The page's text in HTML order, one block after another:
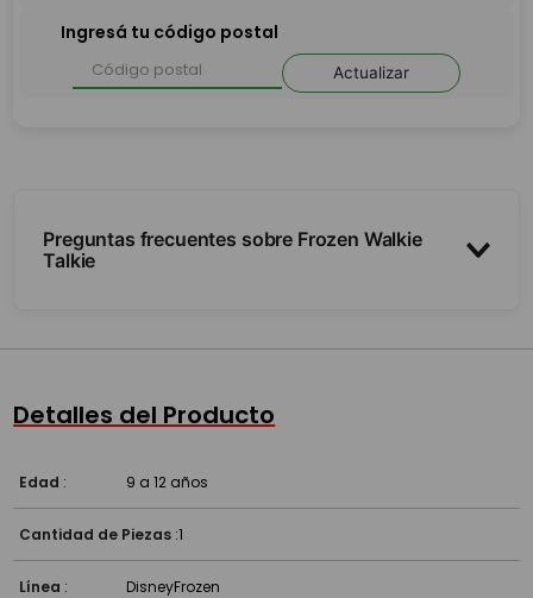
Ingresá tu código postal
Actualizar
Preguntas frecuentes sobre Frozen Walkie
Talkie
¿A partir de qué edad son?
Detalles del Producto
Edad : 9 a 12 años
Cantidad de Piezas :1
Línea : DisneyFrozen